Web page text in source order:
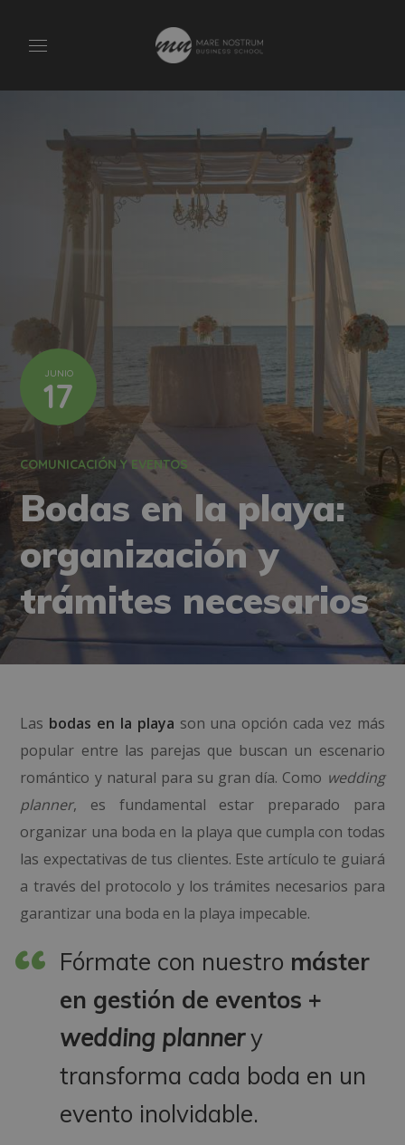
JUNIO
17
COMUNICACIÓN Y EVENTOS
Bodas en la playa:
organización y
trámites necesarios
Las bodas en la playa son una opción cada vez más
popular entre las parejas que buscan un escenario
romántico y natural para su gran día. Como wedding
planner, es fundamental estar preparado para
organizar una boda en la playa que cumpla con todas
las expectativas de tus clientes. Este artículo te guiará
a través del protocolo y los trámites necesarios para
garantizar una boda en la playa impecable.
Fórmate con nuestro máster
en gestión de eventos +
wedding plannery
transforma cada boda en un
evento inolvidable.